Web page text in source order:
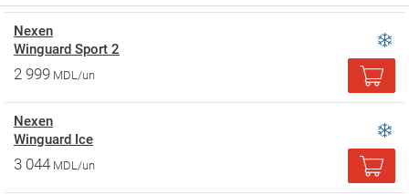
Nexen
Winguard Sport 2
2 999 MDL/un
Nexen
Winguard Ice
3 044 MDL/un